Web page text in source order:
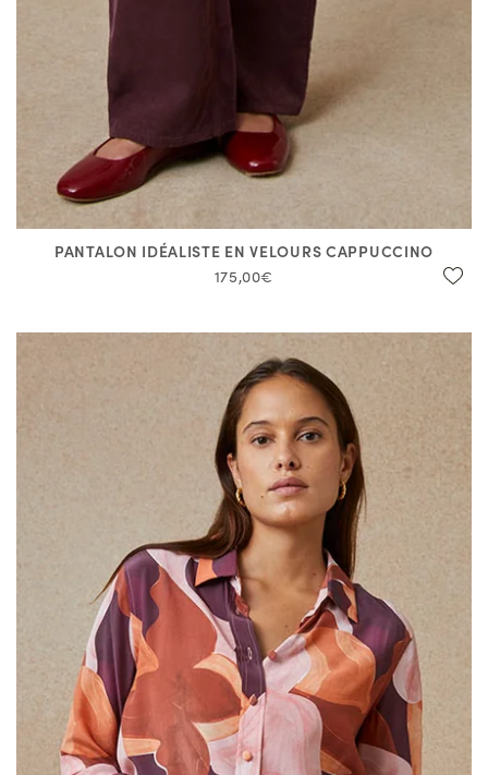
PANTALON IDÉALISTE EN VELOURS CAPPUCCINO
175,00€